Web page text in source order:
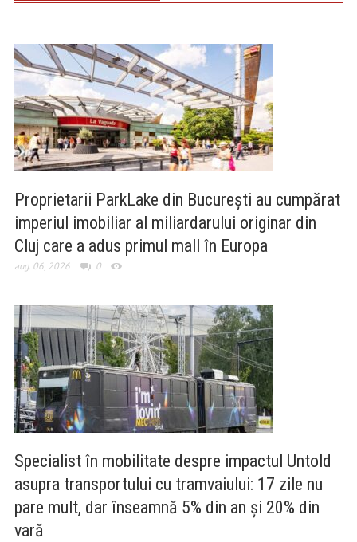
Proprietarii ParkLake din București au cumpărat
imperiul imobiliar al miliardarului originar din
Cluj care a adus primul mall în Europa
aug. 06, 2026 0
Specialist în mobilitate despre impactul Untold
asupra transportului cu tramvaiului: 17 zile nu
pare mult, dar înseamnă 5% din an și 20% din
vară